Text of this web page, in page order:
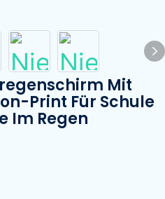
Mit
Print Für Schule
Im Regen